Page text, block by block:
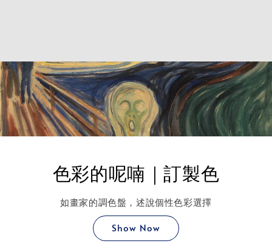
色彩的呢喃｜訂製色
如畫家的調色盤，述說個性色彩選擇
Show Now